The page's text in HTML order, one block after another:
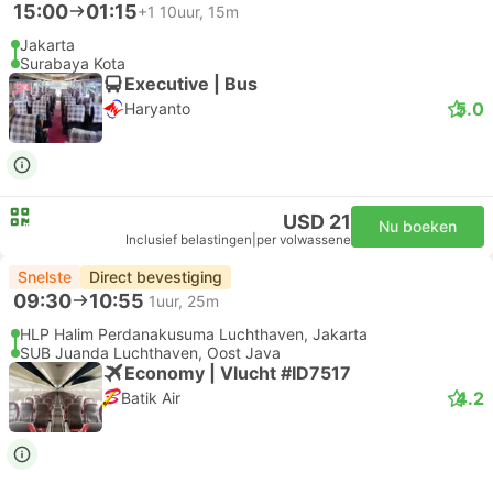
15:00 01:15+1 10uur, 15m
Jakarta
Surabaya Kota
Executive | Bus
Haryanto 5.0
USD 21
Inclusief belastingen per volwassene
Nu boeken
Snelste Direct bevestiging
09:30 10:55 1uur, 25m
HLP Halim Perdanakusuma Luchthaven, Jakarta
SUB Juanda Luchthaven, Oost Java
Economy | Vlucht #ID7517
Batik Air 4.2